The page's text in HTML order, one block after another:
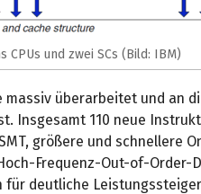
CPUs und zwei SCs (Bild: IBM)
massiv überarbeitet und an
Insgesamt 110 neue
größere und schnellere
Frequenz-Out-of-Order-
für deutliche